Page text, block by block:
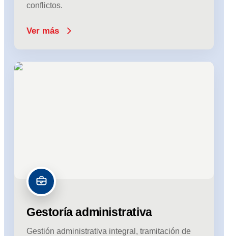
conflictos.
Ver más
Gestoría administrativa
Gestión administrativa integral, tramitación de